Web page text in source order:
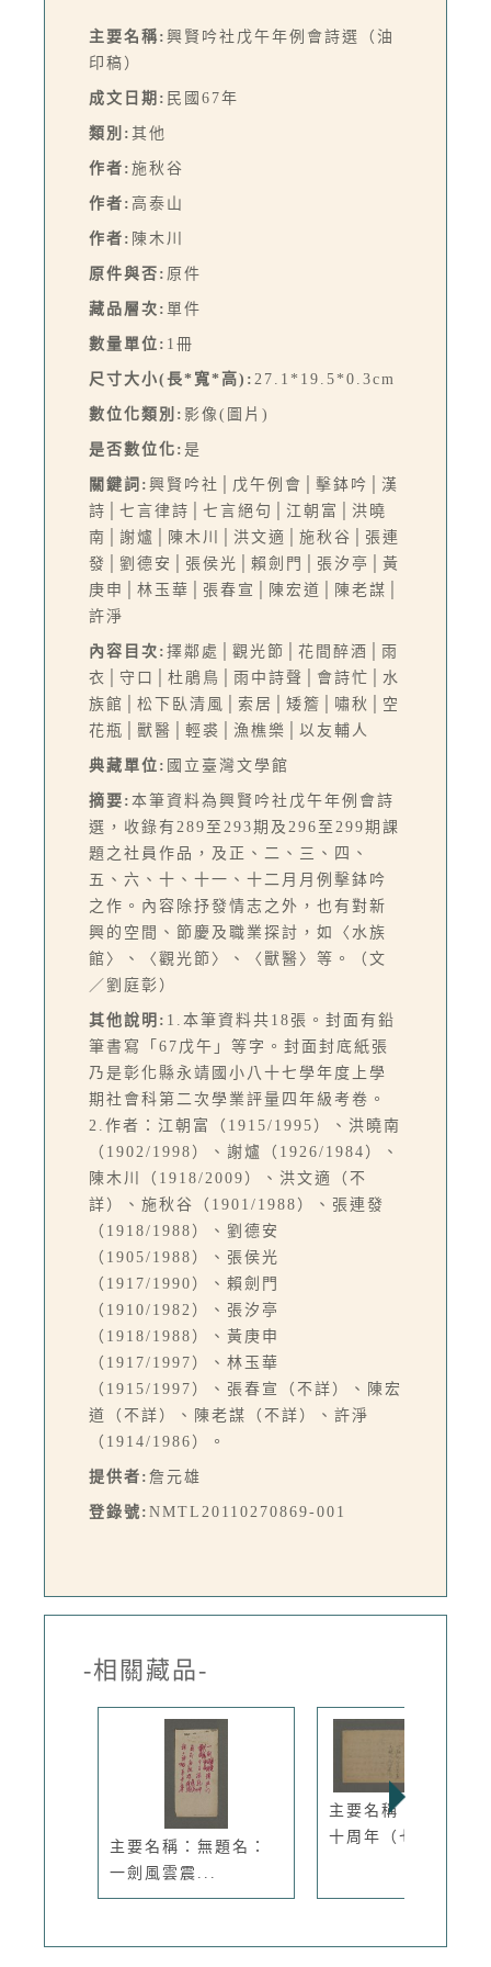
主要名稱: 興賢吟社戊午年例會詩選（油
印稿）
成文日期: 民國67年
類別: 其他
作者: 施秋谷
作者: 高泰山
作者: 陳木川
原件與否: 原件
藏品層次: 單件
數量單位: 1冊
尺寸大小(長*寬*高): 27.1*19.5*0.3cm
數位化類別: 影像(圖片)
是否數位化: 是
關鍵詞: 興賢吟社│戊午例會│擊鉢吟│漢
詩│七言律詩│七言絕句│江朝富│洪曉
南│謝爐│陳木川│洪文適│施秋谷│張連
發│劉德安│張侯光│賴劍門│張汐亭│黃
庚申│林玉華│張春宣│陳宏道│陳老謀│
許淨
內容目次: 擇鄰處│觀光節│花間醉酒│雨
衣│守口│杜鵑鳥│雨中詩聲│會詩忙│水
族館│松下臥清風│索居│矮簷│嘯秋│空
花瓶│獸醫│輕裘│漁樵樂│以友輔人
典藏單位: 國立臺灣文學館
摘要: 本筆資料為興賢吟社戊午年例會詩
選，收錄有289至293期及296至299期課
題之社員作品，及正、二、三、四、
五、六、十、十一、十二月月例擊鉢吟
之作。內容除抒發情志之外，也有對新
興的空間、節慶及職業探討，如〈水族
館〉、〈觀光節〉、〈獸醫〉等。（文
／劉庭彰）
其他說明: 1.本筆資料共18張。封面有鉛
筆書寫「67戊午」等字。封面封底紙張
乃是彰化縣永靖國小八十七學年度上學
期社會科第二次學業評量四年級考卷。
2.作者：江朝富（1915/1995）、洪曉南
（1902/1998）、謝爐（1926/1984）、
陳木川（1918/2009）、洪文適（不
詳）、施秋谷（1901/1988）、張連發
（1918/1988）、劉德安
（1905/1988）、張侯光
（1917/1990）、賴劍門
（1910/1982）、張汐亭
（1918/1988）、黃庚申
（1917/1997）、林玉華
（1915/1997）、張春宣（不詳）、陳宏
道（不詳）、陳老謀（不詳）、許淨
（1914/1986）。
提供者: 詹元雄
登錄號: NMTL20110270869-001
-相關藏品-
主要名稱：無題名：
一劍風雲震...
主要名稱：台灣光復
十周年（七...